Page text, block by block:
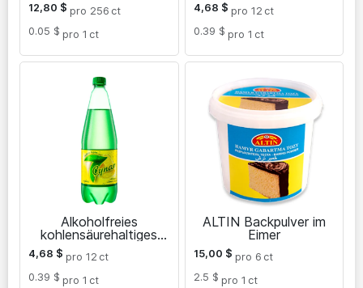
12,80 $ pro 256 ct
0.05 $ pro 1 ct
Orangengeschmack 1 L
4,68 $ pro 12 ct
0.39 $ pro 1 ct
Alkoholfreies
kohlensäurehaltiges
Zitronengeschmack 1 L
4,68 $ pro 12 ct
0.39 $ pro 1 ct
ALTIN Backpulver im
Eimer
15,00 $ pro 6 ct
2.5 $ pro 1 ct